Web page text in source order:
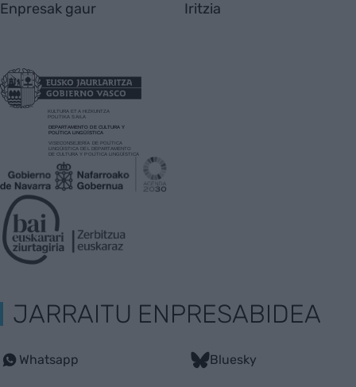
Enpresak gaur Iritzia
JARRAITU ENPRESABIDEA
Whatsapp Bluesky